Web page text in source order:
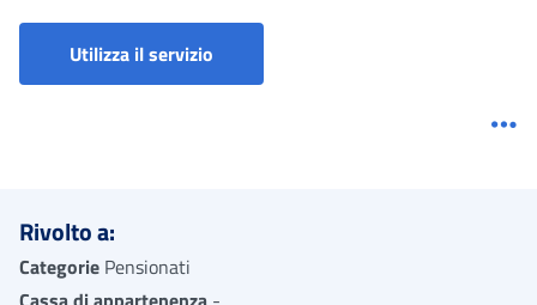
Utilizza il servizio
Rivolto a:
Categorie Pensionati